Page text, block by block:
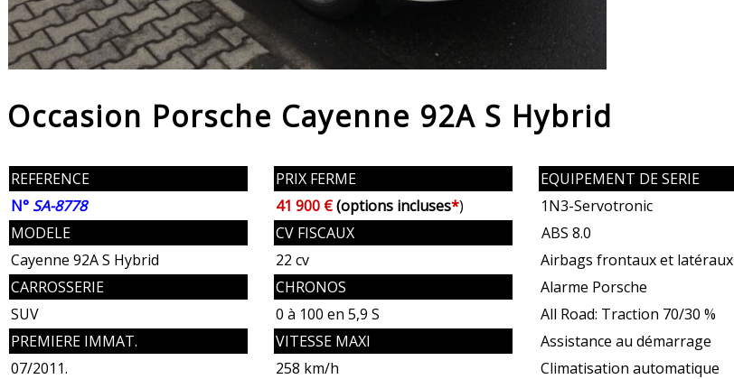
Occasion Porsche Cayenne 92A S Hybrid
REFERENCE
N° SA-8778
MODELE
Cayenne 92A S Hybrid
CARROSSERIE
SUV
PREMIERE IMMAT.
07/2011.
PRIX FERME
41 900 €(options incluses*)
CV FISCAUX
22 cv
CHRONOS
0 à 100 en 5,9 S
VITESSE MAXI
258 km/h
EQUIPEMENT DE SERIE
1N3-Servotronic
ABS 8.0
Airbags frontaux et latéraux
Alarme Porsche
All Road: Traction 70/30 %
Assistance au démarrage
Climatisation automatique